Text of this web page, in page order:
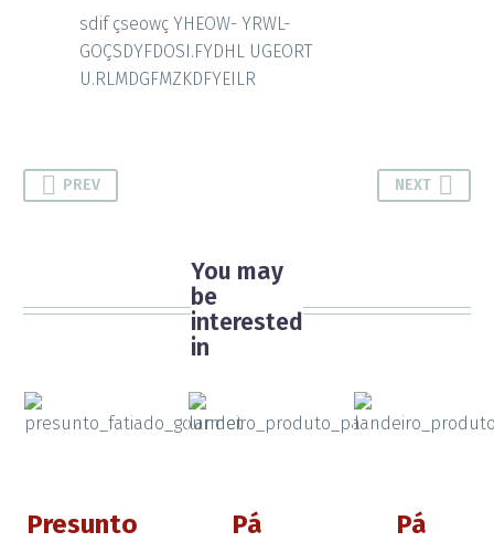
sdif çseowç YHEOW- YRWL-
GOÇSDYFDOSI.FYDHL UGEORT
U.RLMDGFMZKDFYEILR
PREV NEXT
You may
be
interested
in
Presunto
Pá
Pá